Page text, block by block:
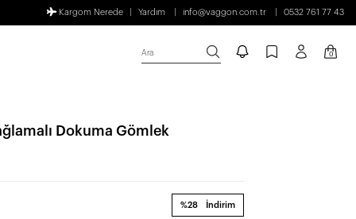
Kargom Nerede Yardım info@vaggon.com.tr 0532 761 77 43
Ara 0
Dokuma Gömlek
%28 İndirim